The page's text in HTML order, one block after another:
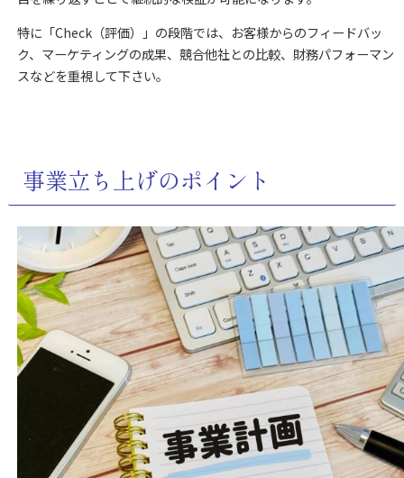
特に「Check（評価）」の段階では、お客様からのフィードバッ
ク、マーケティングの成果、競合他社との比較、財務パフォーマン
スなどを重視して下さい。
事業立ち上げのポイント